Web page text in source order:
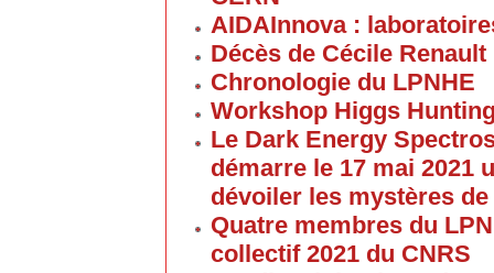
AIDAInnova :
Décès de Cécile Renault
Chronologie du LPNHE
Workshop Higgs
Le Dark Energy
démarre le 17 mai 2021
dévoiler les mystères de
Quatre membres du
collectif 2021 du CNRS